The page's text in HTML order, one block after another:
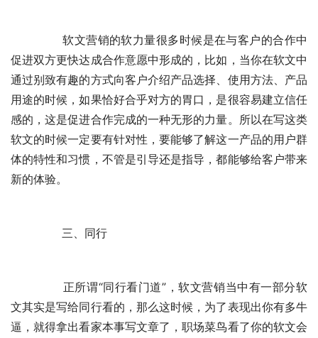
促进双方更快达成合作意愿中形成的，比如，当你在软文中
通过别致有趣的方式向客户介绍产品选择、使用方法、产品
用途的时候，如果恰好合乎对方的胃口，是很容易建立信任
感的，这是促进合作完成的一种无形的力量。所以在写这类
软文的时候一定要有针对性，要能够了解这一产品的用户群
体的特性和习惯，不管是引导还是指导，都能够给客户带来
新的体验。
	　　三、同行
文其实是写给同行看的，那么这时候，为了表现出你有多牛
逼，就得拿出看家本事写文章了，职场菜鸟看了你的软文会